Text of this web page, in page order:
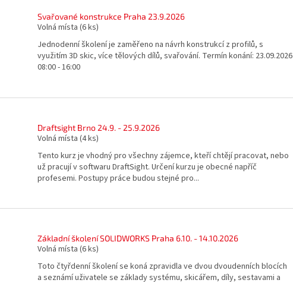
Svařované konstrukce Praha 23.9.2026
Volná místa (6 ks)
Jednodenní školení je zaměřeno na návrh konstrukcí z profilů, s
využitím 3D skic, více tělových dílů, svařování. Termín konání: 23.09.2026
08:00 - 16:00
Draftsight Brno 24.9. - 25.9.2026
Volná místa (4 ks)
Tento kurz je vhodný pro všechny zájemce, kteří chtějí pracovat, nebo
už pracují v softwaru DraftSight. Určení kurzu je obecné napříč
profesemi. Postupy práce budou stejné pro...
Základní školení SOLIDWORKS Praha 6.10. - 14.10.2026
Volná místa (6 ks)
Toto čtyřdenní školení se koná zpravidla ve dvou dvoudenních blocích
a seznámí uživatele se základy systému, skicářem, díly, sestavami a